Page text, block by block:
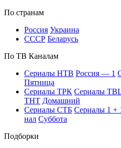
По стра­нам
Рос­сия Ук­раи­на
СССР Бе­ла­русь
По ТВ Ка­на­лам
Се­риа­лы НТВ Рос­сия — 1
Пят­ни­ца
Се­риа­лы ТРК Се­риа­лы
ТНТ До­маш­ний
Се­риа­лы СТБ Се­риа­лы 1 +
нал Суб­бо­та
Подборки